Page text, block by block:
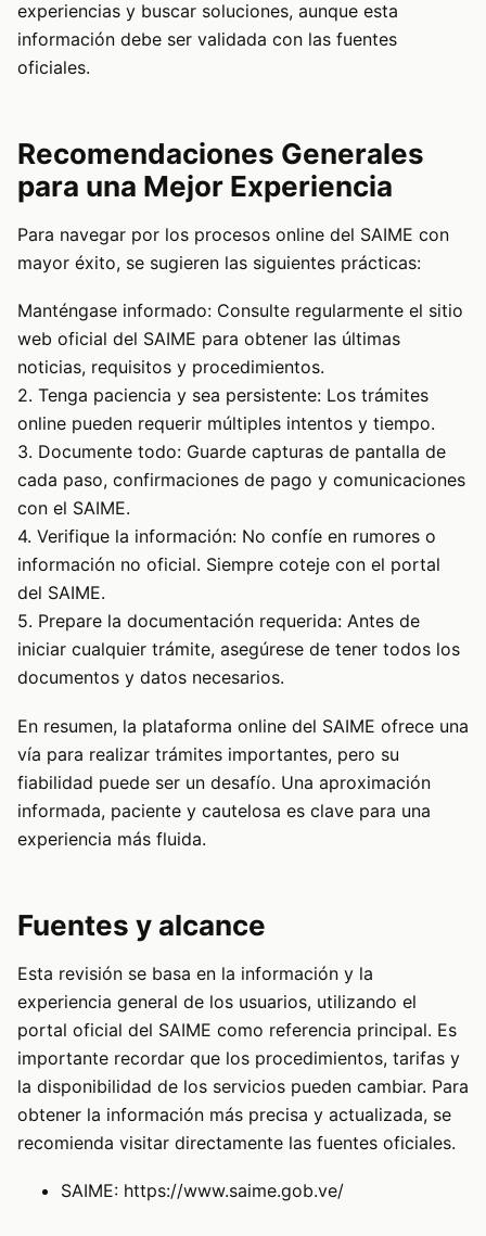
experiencias y buscar soluciones, aunque esta
información debe ser validada con las fuentes
oficiales.
Recomendaciones Generales
para una Mejor Experiencia
Para navegar por los procesos online del SAIME con
mayor éxito, se sugieren las siguientes prácticas:
Manténgase informado: Consulte regularmente el sitio
web oficial del SAIME para obtener las últimas
noticias, requisitos y procedimientos.
2. Tenga paciencia y sea persistente: Los trámites
online pueden requerir múltiples intentos y tiempo.
3. Documente todo: Guarde capturas de pantalla de
cada paso, confirmaciones de pago y comunicaciones
con el SAIME.
4. Verifique la información: No confíe en rumores o
información no oficial. Siempre coteje con el portal
del SAIME.
5. Prepare la documentación requerida: Antes de
iniciar cualquier trámite, asegúrese de tener todos los
documentos y datos necesarios.
En resumen, la plataforma online del SAIME ofrece una
vía para realizar trámites importantes, pero su
fiabilidad puede ser un desafío. Una aproximación
informada, paciente y cautelosa es clave para una
experiencia más fluida.
Fuentes y alcance
Esta revisión se basa en la información y la
experiencia general de los usuarios, utilizando el
portal oficial del SAIME como referencia principal. Es
importante recordar que los procedimientos, tarifas y
la disponibilidad de los servicios pueden cambiar. Para
obtener la información más precisa y actualizada, se
recomienda visitar directamente las fuentes oficiales.
SAIME: https://www.saime.gob.ve/